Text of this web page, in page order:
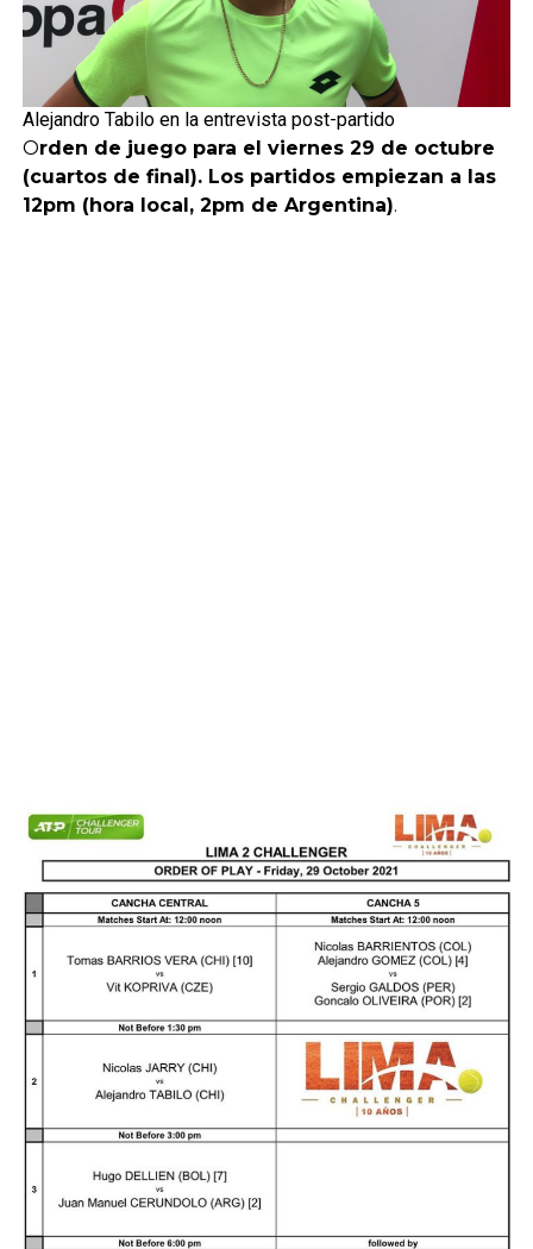
Alejandro Tabilo en la entrevista post-partido
Orden de juego para el viernes 29 de octubre
(cuartos de final). Los partidos empiezan a las
12pm (hora local, 2pm de Argentina).